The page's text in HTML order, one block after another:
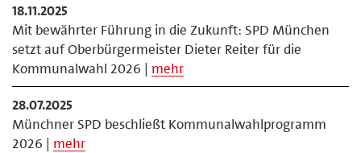
18.11.2025
Mit bewährter Führung in die Zukunft: SPD München
setzt auf Oberbürgermeister Dieter Reiter für die
Kommunalwahl 2026 | mehr
28.07.2025
Münchner SPD beschließt Kommunalwahlprogramm
2026 | mehr